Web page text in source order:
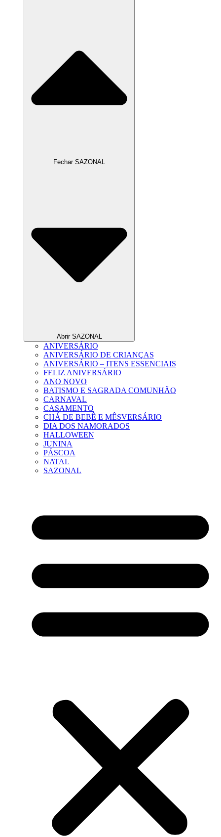
Fechar SAZONAL
Abrir SAZONAL
ANIVERSÁRIO
ANIVERSÁRIO DE CRIANÇAS
ANIVERSÁRIO – ITENS ESSENCIAIS
FELIZ ANIVERSÁRIO
ANO NOVO
BATISMO E SAGRADA COMUNHÃO
CARNAVAL
CASAMENTO
CHÁ DE BEBÊ E MÊSVERSÁRIO
DIA DOS NAMORADOS
HALLOWEEN
JUNINA
PÁSCOA
NATAL
SAZONAL